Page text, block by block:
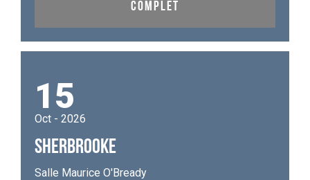
COMPLET
15
Oct - 2026
SHERBROOKE
Salle Maurice O'Bready